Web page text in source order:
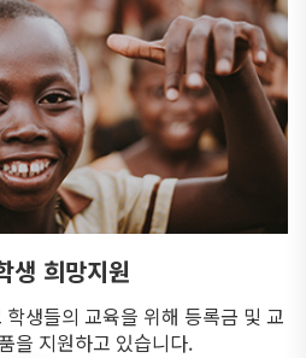
생 희망지원
생들의 교육을 위해 등록금 및 교
을 지원하고 있습니다.